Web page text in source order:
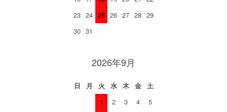
23 24 25 26 27 28 29
30 31
2026年9月
日 月 火 水 木 金
土
1
2 3 4
5